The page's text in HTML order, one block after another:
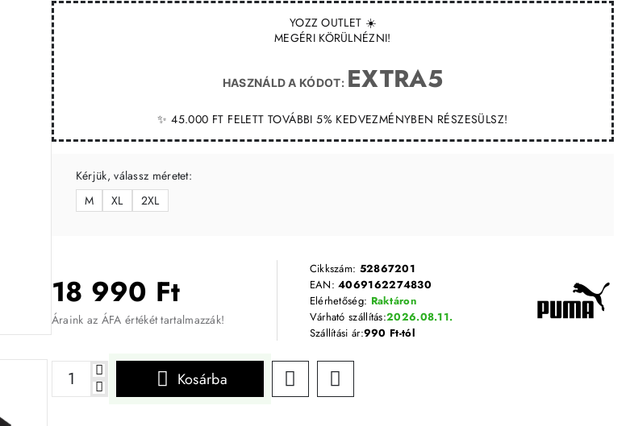
YOZZ OUTLET ☀️
MEGÉRI KÖRÜLNÉZNI!
HASZNÁLD A KÓDOT: EXTRA5
✨ 45.000 FT FELETT TOVÁBBI 5% KEDVEZMÉNYBEN RÉSZESÜLSZ!
18 990 Ft
Áraink az ÁFA értékét tartalmazzák!
Cikkszám: 52867201
EAN:4069162274830
Elérhetőség: Raktáron
Várható szállítás:2026.08.11.
Szállítási ár:990 Ft-tól
Kérjük, válassz méretet:
M
XL 2XL
Kosárba